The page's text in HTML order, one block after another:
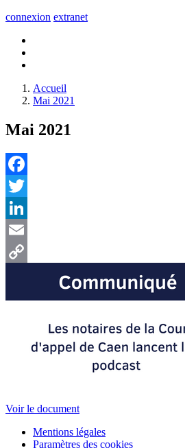
connexion extranet
Accueil
Mai 2021
Mai 2021
Facebook
Twitter
LinkedIn
Email
Voir le document
Mentions légales
Paramètres des cookies